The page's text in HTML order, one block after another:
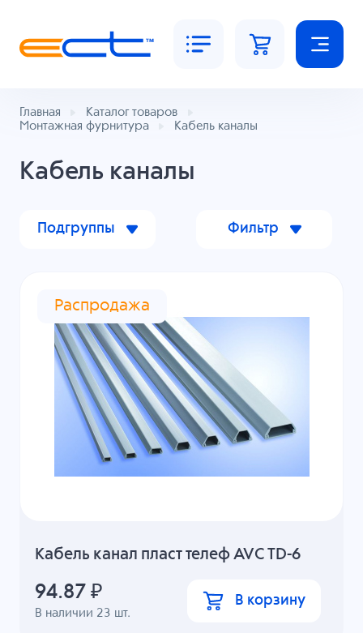
Главная
Каталог товаров
Монтажная фурнитура
Кабель каналы
Кабель каналы
Подгруппы Фильтр
Распродажа
Кабель канал пласт телеф AVC TD-6
В наличии 23 шт.
94.87 ₽ В корзину